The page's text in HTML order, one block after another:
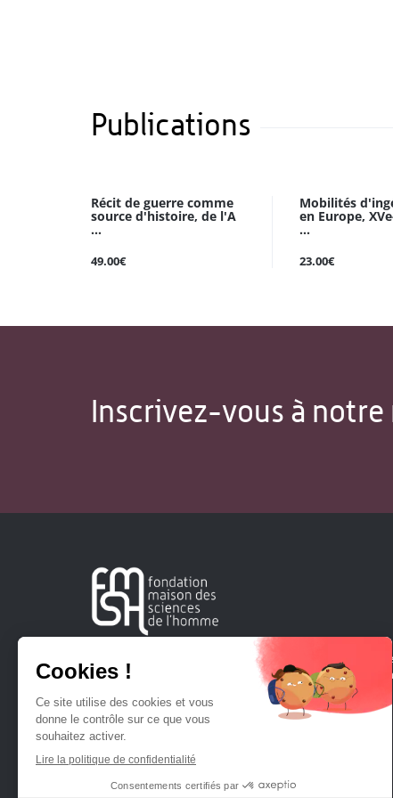
Publications
Récit de guerre comme
source d'histoire, de l'A
...
49.00€
Mobilités
en Europe,
...
23.00€
Inscrivez-vous à
Créée en 1963, la Fondation Maison Sciences de l'Homme
soutient la recherche et la diffusion des connaissances en